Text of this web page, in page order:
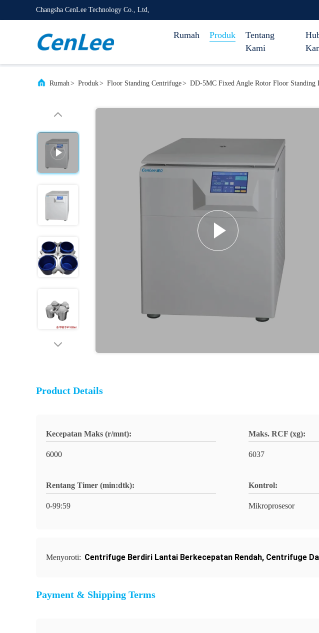
Changsha CenLee Technology Co., Ltd,
Rumah Produk
Tentang
Kami
Rumah> Produk> Floor Standing Centrifuge> DD-5MC Fixed Angle Rotor Floor Standing
Product Details
Kecepatan Maks (r/mnt):
6000
Maks. RCF (xg):
6037
Rentang Timer (min:dtk):
0-99:59
Kontrol:
Mikroprosesor
Menyoroti: Centrifuge Berdiri Lantai Berkecepatan Rendah, Centrifuge
Payment & Shipping Terms